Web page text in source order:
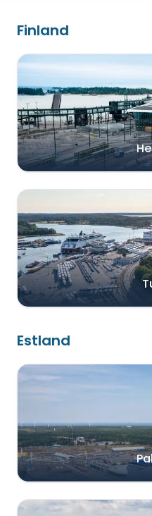
Finland
Estland